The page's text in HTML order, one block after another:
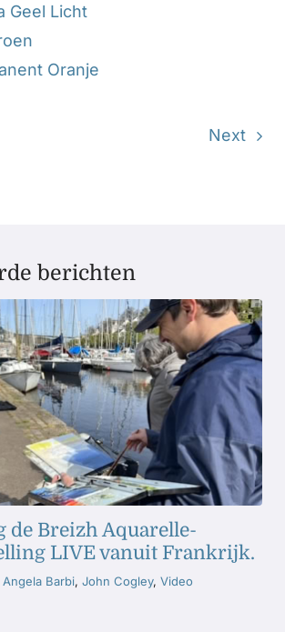
Geel Licht
Oranje
Next
berichten
de Breizh Aquarelle-
LIVE vanuit Frankrijk.
Angela Barbi, John Cogley, Video